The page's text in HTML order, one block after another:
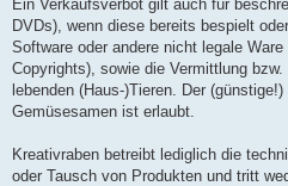
Ein Verkaufsverbot gilt auch für
DVDs), wenn diese bereits bespielt
Software oder andere nicht legale
Copyrights), sowie die Vermittlung
lebenden (Haus-)Tieren. Der
Gemüsesamen ist erlaubt.
Kreativraben betreibt lediglich die
oder Tausch von Produkten und tritt